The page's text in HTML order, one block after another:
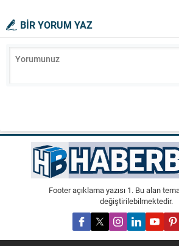
BİR YORUM YAZ
Footer açıklama yazısı 1. Bu alan
değiştirilebilmektedir.